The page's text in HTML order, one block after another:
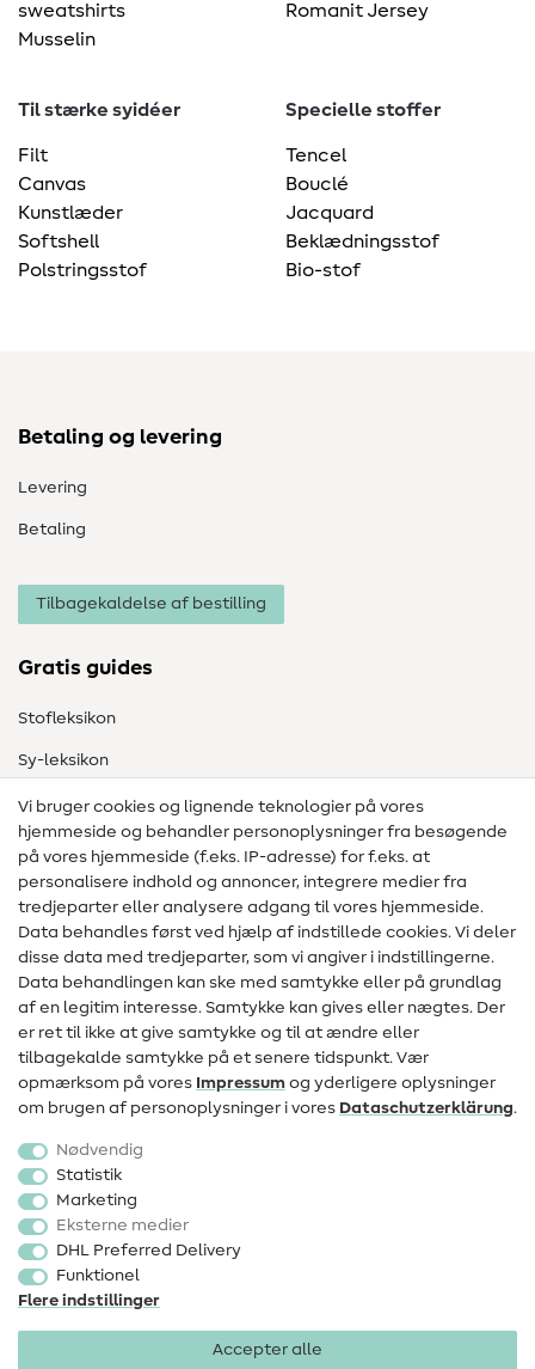
sweatshirts
Musselin
Romanit Jersey
Til stærke syidéer
Filt
Canvas
Kunstlæder
Softshell
Polstringsstof
Specielle stoffer
Tencel
Bouclé
Jacquard
Beklædningsstof
Bio-stof
Betaling og levering
Levering
Betaling
Tilbagekaldelse af bestilling
Gratis guides
Stofleksikon
Sy-leksikon
Syvejledninger
Hjælp & kontakt
Kontakt
Information om ændring af operatør
FAQ
Fortrydelsesret
Populært
Sytilbehør
Udsalg
Vi bruger cookies og lignende teknologier på vores
hjemmeside og behandler personoplysninger fra besøgende
på vores hjemmeside (f.eks. IP-adresse) for f.eks. at
personalisere indhold og annoncer, integrere medier fra
tredjeparter eller analysere adgang til vores hjemmeside.
Data behandles først ved hjælp af indstillede cookies. Vi deler
disse data med tredjeparter, som vi angiver i indstillingerne.
Data behandlingen kan ske med samtykke eller på grundlag
af en legitim interesse. Samtykke kan gives eller nægtes. Der
er ret til ikke at give samtykke og til at ændre eller
tilbagekalde samtykke på et senere tidspunkt. Vær
opmærksom på vores Impressum og yderligere oplysninger
om brugen af personoplysninger i vores Data­schutz­erklärung.
Nødvendig
Statistik
Marketing
Eksterne medier
DHL Preferred Delivery
Funktionel
Flere indstillinger
Accepter alle